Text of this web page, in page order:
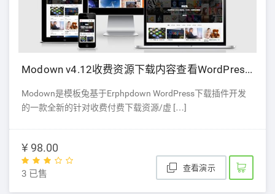
Modown v4.12收费资源下载内容查看WordPress主题破解版
Modown是模板兔基于Erphpdown WordPress下载插件开发
的一款全新的针对收费付费下载资源/虚 […]
¥ 98.00
3 已售
查看演示